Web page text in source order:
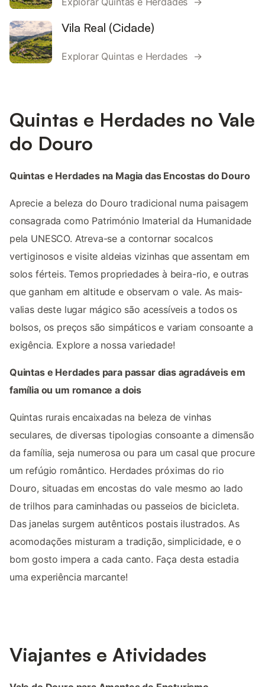
Vila Real (Cidade)
Explorar Quintas e Herdades →
Quintas e Herdades no Vale
do Douro
Quintas e Herdades na Magia das Encostas do Douro
Aprecie a beleza do Douro tradicional numa paisagem
consagrada como Património Imaterial da Humanidade
pela UNESCO. Atreva-se a contornar socalcos
vertiginosos e visite aldeias vizinhas que assentam em
solos férteis. Temos propriedades à beira-rio, e outras
que ganham em altitude e observam o vale. As mais-
valias deste lugar mágico são acessíveis a todos os
bolsos, os preços são simpáticos e variam consoante a
exigência. Explore a nossa variedade!
Quintas e Herdades para passar dias agradáveis em
família ou um romance a dois
Quintas rurais encaixadas na beleza de vinhas
seculares, de diversas tipologias consoante a dimensão
da família, seja numerosa ou para um casal que procure
um refúgio romântico. Herdades próximas do rio
Douro, situadas em encostas do vale mesmo ao lado
de trilhos para caminhadas ou passeios de bicicleta.
Das janelas surgem autênticos postais ilustrados. As
acomodações misturam a tradição, simplicidade, e o
bom gosto impera a cada canto. Faça desta estadia
uma experiência marcante!
Viajantes e Atividades